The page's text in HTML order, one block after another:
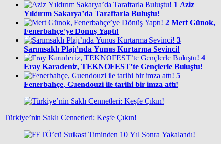
1 Aziz
Yıldırım Sakarya’da Taraftarla Buluştu!
2 Mert Günok,
Fenerbahçe’ye Dönüş Yaptı!
3
Sarımsaklı Plajı’nda Yunus Kurtarma Sevinci!
4
Eray Karadeniz, TEKNOFEST’te Gençlerle Buluştu!
5
Fenerbahçe, Guendouzi ile tarihi bir imza attı!
Türkiye’nin Saklı Cennetleri: Keşfe Çıkın!